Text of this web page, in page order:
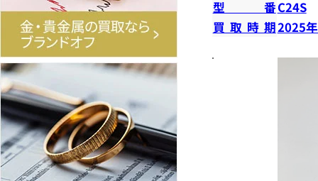
型番C24S
買取時期2025